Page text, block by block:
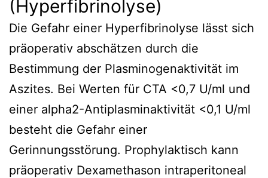
(Hyperfibrinolyse)
Die Gefahr einer Hyperfibrinolyse lässt sich
präoperativ abschätzen durch die
Bestimmung der Plasminogenaktivität im
Aszites. Bei Werten für CTA <0,7 U/ml und
einer alpha2-Antiplasminaktivität <0,1 U/ml
besteht die Gefahr einer
Gerinnungsstörung. Prophylaktisch kann
präoperativ Dexamethason intraperitoneal